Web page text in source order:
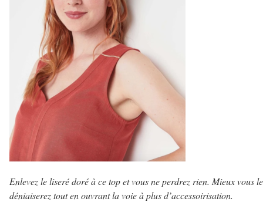
Enlevez le liseré doré à ce top et vous ne perdrez rien. Mieux vous le
déniaiserez tout en ouvrant la voie à plus d’accessoirisation.